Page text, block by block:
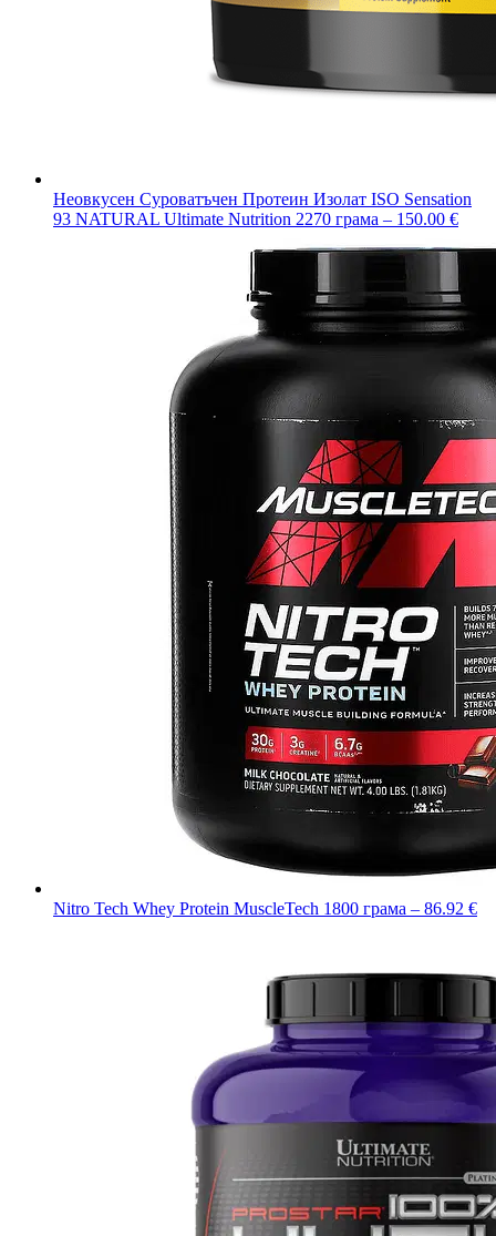
Неовкусен Суроватъчен Протеин Изолат ISO Sensation
93 NATURAL Ultimate Nutrition 2270 грама – 150.00 €
Nitro Tech Whey Protein MuscleTech 1800 грама – 86.92 €